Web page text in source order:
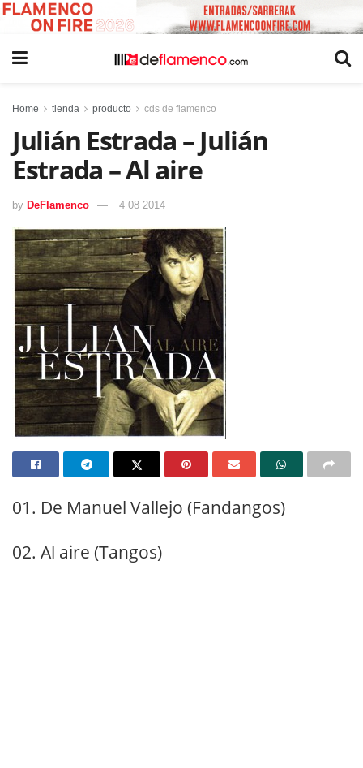
Home tienda producto cds de flamenco
Julián Estrada – Julián
Estrada – Al aire
by DeFlamenco 4 08 2014
01. De Manuel Vallejo (Fandangos)
02. Al aire (Tangos)